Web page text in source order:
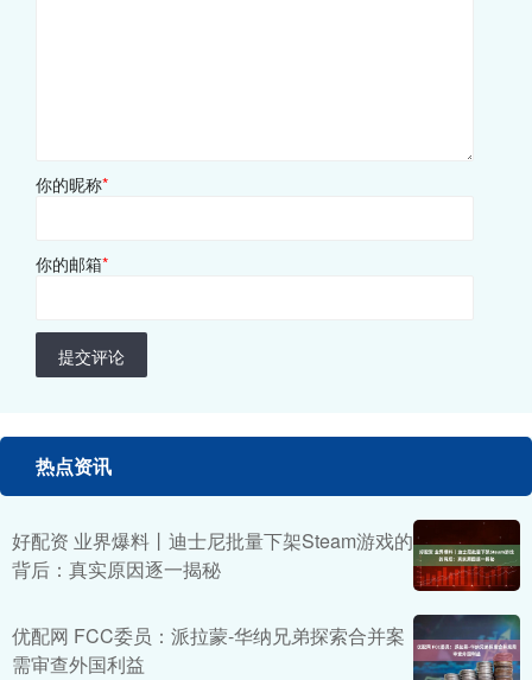
你的昵称*
你的邮箱*
提交评论
热点资讯
好配资 业界爆料丨迪士尼批量下架Steam游戏的
背后：真实原因逐一揭秘
优配网 FCC委员：派拉蒙-华纳兄弟探索合并案
需审查外国利益